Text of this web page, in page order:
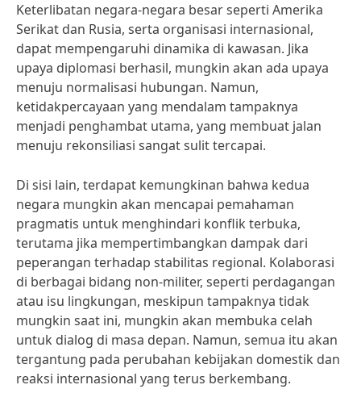
Keterlibatan negara-negara besar seperti Amerika
Serikat dan Rusia, serta organisasi internasional,
dapat mempengaruhi dinamika di kawasan. Jika
upaya diplomasi berhasil, mungkin akan ada upaya
menuju normalisasi hubungan. Namun,
ketidakpercayaan yang mendalam tampaknya
menjadi penghambat utama, yang membuat jalan
menuju rekonsiliasi sangat sulit tercapai.
Di sisi lain, terdapat kemungkinan bahwa kedua
negara mungkin akan mencapai pemahaman
pragmatis untuk menghindari konflik terbuka,
terutama jika mempertimbangkan dampak dari
peperangan terhadap stabilitas regional. Kolaborasi
di berbagai bidang non-militer, seperti perdagangan
atau isu lingkungan, meskipun tampaknya tidak
mungkin saat ini, mungkin akan membuka celah
untuk dialog di masa depan. Namun, semua itu akan
tergantung pada perubahan kebijakan domestik dan
reaksi internasional yang terus berkembang.